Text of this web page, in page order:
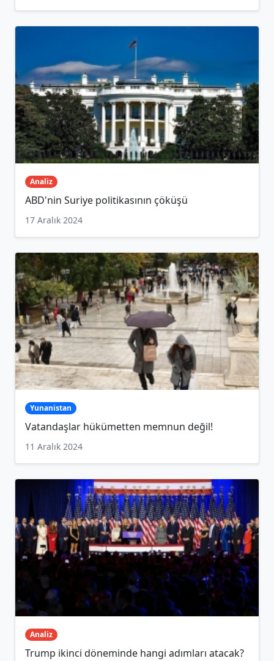
Analiz
ABD'nin Suriye politikasının çöküşü
17 Aralık 2024
Yunanistan
Vatandaşlar hükümetten memnun değil!
11 Aralık 2024
Analiz
Trump ikinci döneminde hangi adımları atacak?